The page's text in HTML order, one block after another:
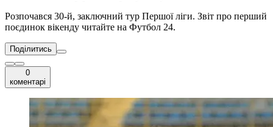
Розпочався 30-й, заключний тур Першої ліги. Звіт про перший
поєдинок вікенду читайте на Футбол 24.
Поділитись
0
коментарі